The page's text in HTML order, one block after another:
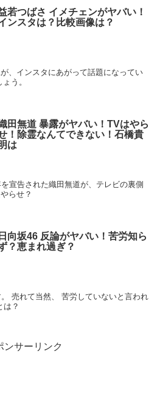
若つばさ イメチェンがヤバい！
ンスタは？比較画像は？
、インスタにあがって話題になってい
う。
田無道 暴露がヤバい！TVはやら
！除霊なんてできない！石橋貴
は
宣告された織田無道が、テレビの裏側
らせ？
日向坂46 反論がヤバい！苦労知ら
？恵まれ過ぎ？
売れて当然、 苦労していないと言われ
は？
ンサーリンク